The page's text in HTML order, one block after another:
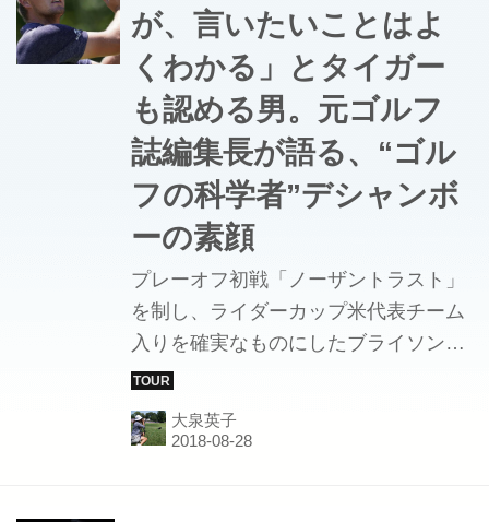
が、言いたいことはよ
くわかる」とタイガー
も認める男。元ゴルフ
誌編集長が語る、“ゴル
フの科学者”デシャンボ
ーの素顔
プレーオフ初戦「ノーザントラスト」
を制し、ライダーカップ米代表チーム
入りを確実なものにしたブライソン・
デシャンボー。元ゴルフ誌編集長が、
自らの目で見たデシャンボーを語る。
大泉英子